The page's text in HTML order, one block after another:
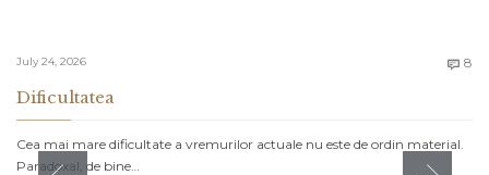
July 24, 2026  8
Dificultatea
Cea mai mare dificultate a vremurilor actuale nu este de ordin material.
Paradoxal, de bine…